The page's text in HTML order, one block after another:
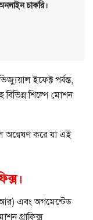
চাকরি।
ইফেক্ট পর্যন্ত,
বিভিন্ন শিল্পে মোশন
অন্বেষণ করে যা এই
।
এবং অগমেন্টেড
গ্রাফিক্স